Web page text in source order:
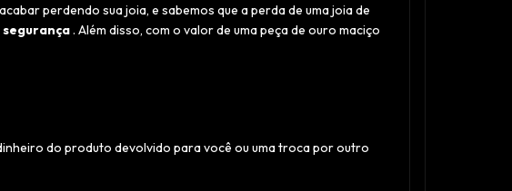
perdendo sua joia, e sabemos que a perda de uma joia de
segurança. Além disso, com o valor de uma peça de ouro maciço
do produto devolvido para você ou uma troca por outro